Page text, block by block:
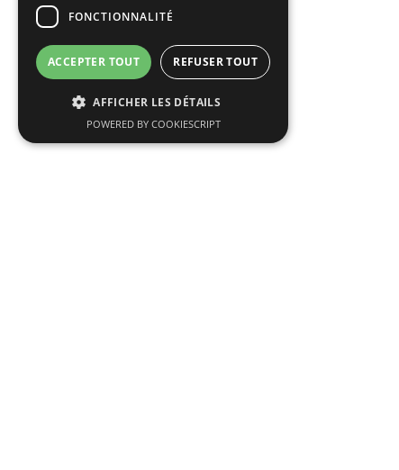
FONCTIONNALITÉ
ACCEPTER TOUT REFUSER TOUT
AFFICHER LES DÉTAILS
POWERED BY COOKIESCRIPT